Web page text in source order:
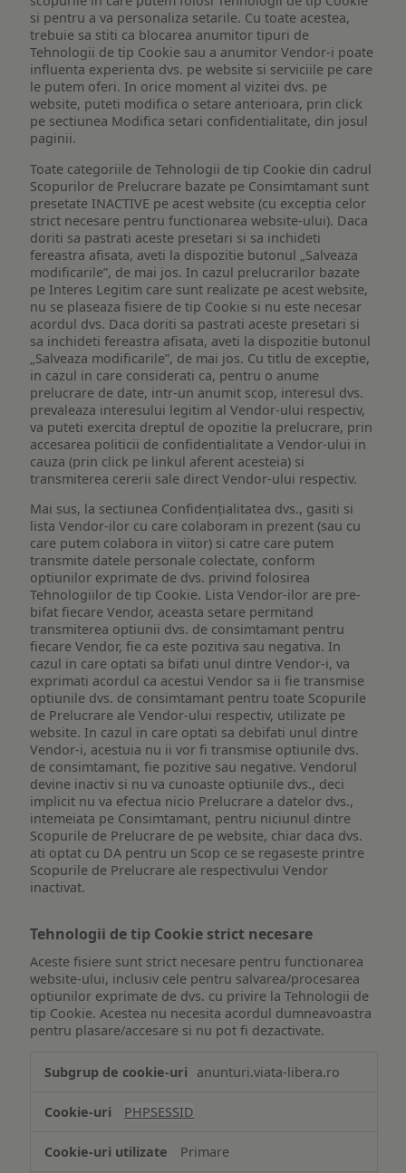
si pentru a va personaliza setarile. Cu toate acestea,
trebuie sa stiti ca blocarea anumitor tipuri de
Tehnologii de tip Cookie sau a anumitor Vendor-i poate
influenta experienta dvs. pe website si serviciile pe care
le putem oferi. In orice moment al vizitei dvs. pe
website, puteti modifica o setare anterioara, prin click
pe sectiunea Modifica setari confidentialitate, din josul
paginii.
Toate categoriile de Tehnologii de tip Cookie din cadrul
Scopurilor de Prelucrare bazate pe Consimtamant sunt
presetate INACTIVE pe acest website (cu exceptia celor
strict necesare pentru functionarea website-ului). Daca
doriti sa pastrati aceste presetari si sa inchideti
fereastra afisata, aveti la dispozitie butonul „Salveaza
modificarile”, de mai jos. In cazul prelucrarilor bazate
pe Interes Legitim care sunt realizate pe acest website,
nu se plaseaza fisiere de tip Cookie si nu este necesar
acordul dvs. Daca doriti sa pastrati aceste presetari si
sa inchideti fereastra afisata, aveti la dispozitie butonul
„Salveaza modificarile”, de mai jos. Cu titlu de exceptie,
in cazul in care considerati ca, pentru o anume
prelucrare de date, intr-un anumit scop, interesul dvs.
prevaleaza interesului legitim al Vendor-ului respectiv,
va puteti exercita dreptul de opozitie la prelucrare, prin
accesarea politicii de confidentialitate a Vendor-ului in
cauza (prin click pe linkul aferent acesteia) si
transmiterea cererii sale direct Vendor-ului respectiv.
Mai sus, la sectiunea Confidențialitatea dvs., gasiti si
lista Vendor-ilor cu care colaboram in prezent (sau cu
care putem colabora in viitor) si catre care putem
transmite datele personale colectate, conform
optiunilor exprimate de dvs. privind folosirea
Tehnologiilor de tip Cookie. Lista Vendor-ilor are pre-
bifat fiecare Vendor, aceasta setare permitand
transmiterea optiunii dvs. de consimtamant pentru
fiecare Vendor, fie ca este pozitiva sau negativa. In
cazul in care optati sa bifati unul dintre Vendor-i, va
exprimati acordul ca acestui Vendor sa ii fie transmise
optiunile dvs. de consimtamant pentru toate Scopurile
de Prelucrare ale Vendor-ului respectiv, utilizate pe
website. In cazul in care optati sa debifati unul dintre
Vendor-i, acestuia nu ii vor fi transmise optiunile dvs.
de consimtamant, fie pozitive sau negative. Vendorul
devine inactiv si nu va cunoaste optiunile dvs., deci
implicit nu va efectua nicio Prelucrare a datelor dvs.,
intemeiata pe Consimtamant, pentru niciunul dintre
Scopurile de Prelucrare de pe website, chiar daca dvs.
ati optat cu DA pentru un Scop ce se regaseste printre
Scopurile de Prelucrare ale respectivului Vendor
inactivat.
Tehnologii de tip Cookie strict necesare
Aceste fisiere sunt strict necesare pentru functionarea
website-ului, inclusiv cele pentru salvarea/procesarea
optiunilor exprimate de dvs. cu privire la Tehnologii de
tip Cookie. Acestea nu necesita acordul dumneavoastra
pentru plasare/accesare si nu pot fi dezactivate.
de
Cookie
necesare
anunturi.viata-libera.ro
PHPSESSID
Primare